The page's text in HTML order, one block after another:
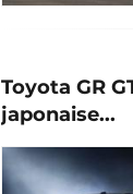
Toyota GR
japonaise...